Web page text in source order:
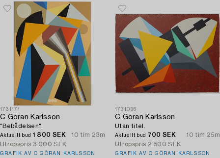
1731171
C Göran Karlsson
"Bebådelsen".
Aktuellt bud 1 800 SEK
10 tim 23m
Utropspris 3 000 SEK
GRAFIK AV C GÖRAN KARLSSON
1731096
C Göran Karlsson
Utan titel.
Aktuellt bud 700 SEK
10 tim 25m
Utropspris 2 500 SEK
GRAFIK AV C GÖRAN KARLSSON